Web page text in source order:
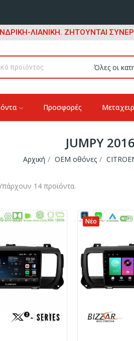
ΛΙΑΝΙΚΗ. ΖΗΤΟΥΝΤΑΙ
Όλες οι
Προσφορές
JUMPY
Αρχική OEM οθόνες
14 προϊόντα.
Νέο